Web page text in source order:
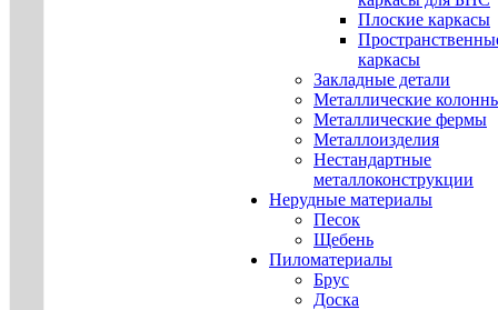
Плоские каркасы
каркасы
Закладные детали
Металлические
Металлические фермы
Металлоизделия
Нестандартные
металлоконструкции
Нерудные материалы
Песок
Щебень
Пиломатериалы
Брус
Доска